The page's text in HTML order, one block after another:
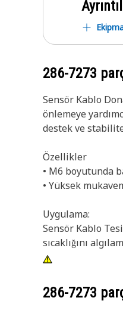
286-7273
Sensör Kablo
önlemeye
destek ve
Özellikler
• M6 boyutunda
• Yüksek
Uygulama:
Sensör Kablo
sıcaklığını
286-7273